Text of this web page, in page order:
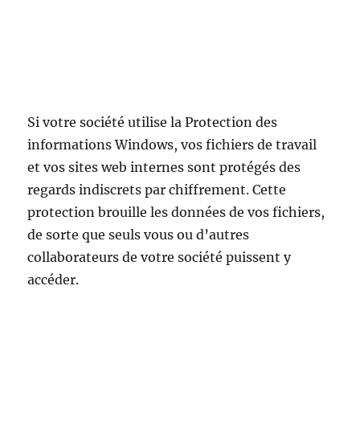
Si votre société utilise la Protection des
informations Windows, vos fichiers de travail
et vos sites web internes sont protégés des
regards indiscrets par chiffrement. Cette
protection brouille les données de vos fichiers,
de sorte que seuls vous ou d’autres
collaborateurs de votre société puissent y
accéder.